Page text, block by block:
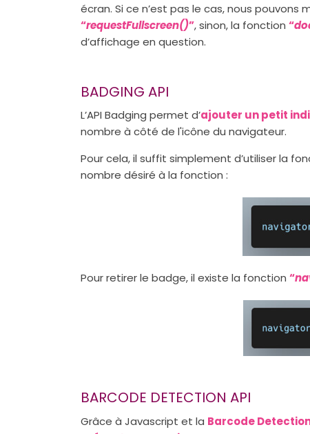
écran. Si ce n’est pas le cas, nous
“requestFullscreen()”, sinon, la fonction “
d’affichage en question.
BADGING API
L’API Badging permet d’ajouter un petit
nombre à côté de l'icône du navigateur.
Pour cela, il suffit simplement d’utiliser la
nombre désiré à la fonction :
Pour retirer le badge, il existe la fonction “
BARCODE DETECTION API
Grâce à Javascript et la Barcode